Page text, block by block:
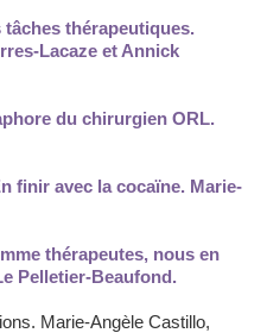
thérapeutiques.
Lacaze et Annick
du chirurgien ORL.
finir avec la cocaïne. Marie-
thérapeutes, nous en
Pelletier-Beaufond.
Marie-Angèle Castillo,